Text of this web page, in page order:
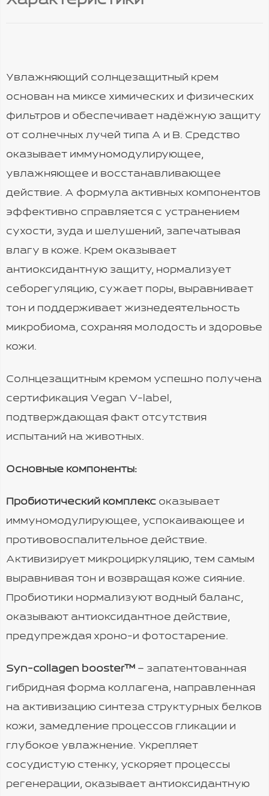
Увлажняющий солнцезащитный крем
основан на миксе химических и физических
фильтров и обеспечивает надёжную защиту
от солнечных лучей типа А и В. Средство
оказывает иммуномодулирующее,
увлажняющее и восстанавливающее
действие. А формула активных компонентов
эффективно справляется с устранением
сухости, зуда и шелушений, запечатывая
влагу в коже. Крем оказывает
антиоксидантную защиту, нормализует
себорегуляцию, сужает поры, выравнивает
тон и поддерживает жизнедеятельность
микробиома, сохраняя молодость и здоровье
кожи.
Солнцезащитным кремом успешно получена
сертификация Vegan V-label,
подтверждающая факт отсутствия
испытаний на животных.
Основные компоненты:
Пробиотический комплекс оказывает
иммуномодулирующее, успокаивающее и
противовоспалительное действие.
Активизирует микроциркуляцию, тем самым
выравнивая тон и возвращая коже сияние.
Пробиотики нормализуют водный баланс,
оказывают антиоксидантное действие,
предупреждая хроно-и фотостарение.
Syn-collagen booster™ – запатентованная
гибридная форма коллагена, направленная
на активизацию синтеза структурных белков
кожи, замедление процессов гликации и
глубокое увлажнение. Укрепляет
сосудистую стенку, ускоряет процессы
регенерации, оказывает антиоксидантную